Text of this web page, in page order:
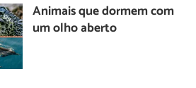
Animais que dormem com
um olho aberto